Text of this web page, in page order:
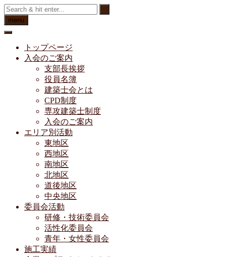
Skip
to
content
menu
トップページ
入会のご案内
支部長挨拶
役員名簿
建築士会とは
CPD制度
専攻建築士制度
入会のご案内
エリア別活動
東地区
西地区
南地区
北地区
道後地区
中央地区
委員会活動
研修・技術委員会
活性化委員会
青年・女性委員会
施工実績